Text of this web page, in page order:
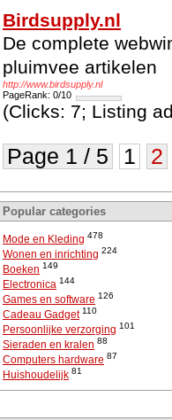
Birdsupply.nl
De complete
pluimvee artikelen
http://www.birdsupply.nl
PageRank: 0/10
(Clicks: 7; Listing
Page 1 / 5 1 2
Popular categories
Mode en Kleding 478
Wonen en inrichting 224
Boeken 149
Electronica 144
Games en software 126
Cadeau Gadget 110
Persoonlijke verzorging 101
Sieraden en kralen 88
Computers hardware 87
Huishoudelijk 81